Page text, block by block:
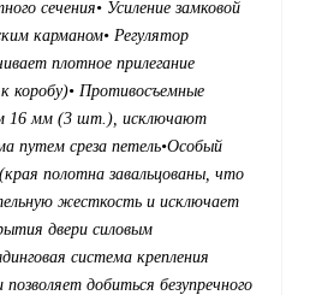
сечения• Усиление замковой
карманом• Регулятор
плотное прилегание
коробу)• Противосъемные
16 мм (3 шт.), исключают
путем среза петель•Особый
полотна завальцованы, что
жесткость и исключает
двери силовым
система крепления
позволяет добиться безупречного